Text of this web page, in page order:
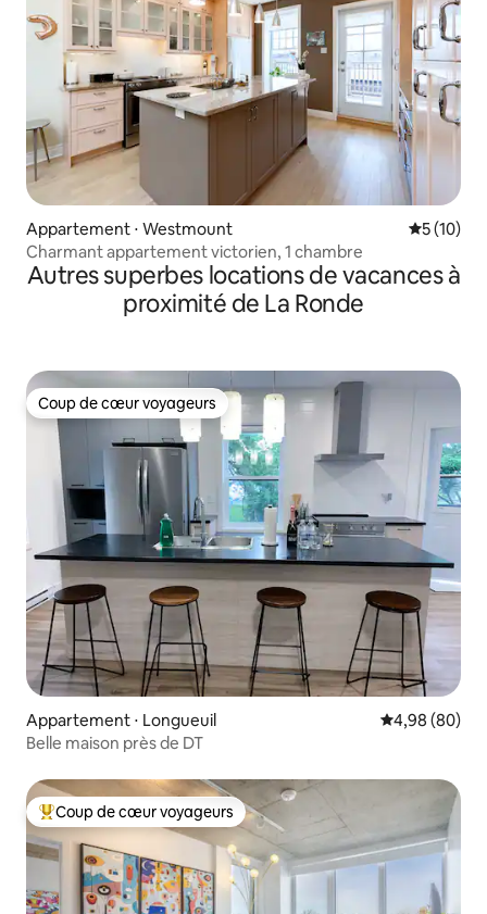
Appartement ⋅ Westmount
5 (10)
Charmant appartement victorien, 1 chambre
Autres superbes locations de vacances à
proximité de La Ronde
Coup de cœur voyageurs
Coup de cœur voyageurs
Appartement ⋅ Longueuil Évaluation
4,98 (80)
Belle maison près de DT
Coups de cœur voyageurs les plus appréciés
Coup de cœur voyageurs